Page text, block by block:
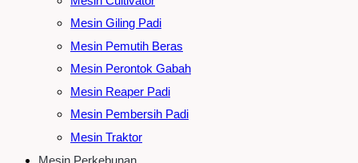
Mesin Giling Padi
Mesin Pemutih Beras
Mesin Perontok Gabah
Mesin Reaper Padi
Mesin Pembersih Padi
Mesin Traktor
Mesin Perkebunan